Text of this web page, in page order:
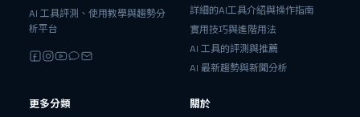
AI 工具評測、使用教學與趨勢分
析平台
詳細的AI工具介紹與操作指南
實用技巧與進階用法
AI 工具的評測與推薦
AI 最新趨勢與新聞分析
更多分類 關於